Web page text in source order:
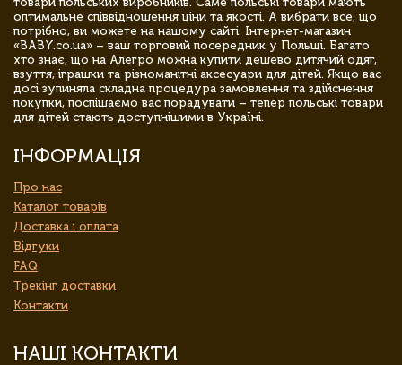
оптимальне співвідношення ціни та якості. А вибрати все, що
потрібно, ви можете на нашому сайті. Інтернет-магазин
«BABY.co.ua» – ваш торговий посередник у Польщі. Багато
хто знає, що на Алегро можна купити дешево дитячий одяг,
взуття, іграшки та різноманітні аксесуари для дітей. Якщо вас
досі зупиняла складна процедура замовлення та здійснення
покупки, поспішаємо вас порадувати – тепер польські товари
для дітей стають доступнішими в Україні.
ІНФОРМАЦІЯ
Про нас
Каталог товарів
Доставка і оплата
Відгуки
FAQ
Трекінг доставки
Контакти
НАШІ КОНТАКТИ